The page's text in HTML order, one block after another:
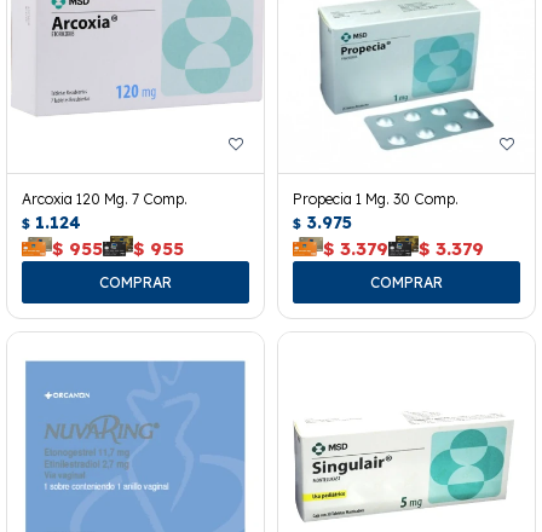
Arcoxia 120 Mg. 7 Comp.
$ 1.124
$ 955 $ 955
Propecia 1 Mg. 30 Comp.
$ 3.975
$ 3.379 $ 3.379